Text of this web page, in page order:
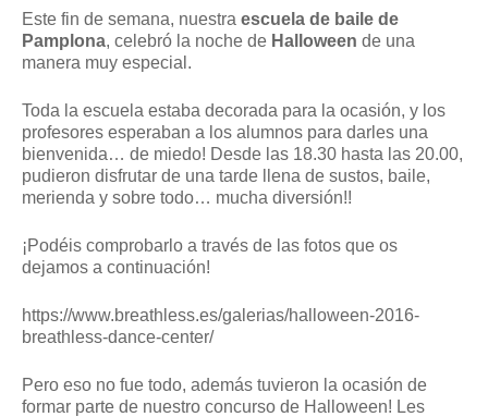
Este fin de semana, nuestra escuela de baile de
Pamplona, celebró la noche de Halloween de una
manera muy especial.
Toda la escuela estaba decorada para la ocasión, y los
profesores esperaban a los alumnos para darles una
bienvenida… de miedo! Desde las 18.30 hasta las 20.00,
pudieron disfrutar de una tarde llena de sustos, baile,
merienda y sobre todo… mucha diversión!!
¡Podéis comprobarlo a través de las fotos que os
dejamos a continuación!
https://www.breathless.es/galerias/halloween-2016-
breathless-dance-center/
Pero eso no fue todo, además tuvieron la ocasión de
formar parte de nuestro concurso de Halloween! Les